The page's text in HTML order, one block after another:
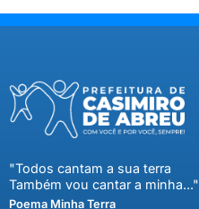
"Todos cantam a sua terra
Também vou cantar a minha..."
Poema Minha Terra